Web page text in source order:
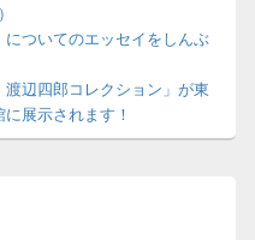
についてのエッセイをしんぶ
辺四郎コレクション」が東
展示されます！